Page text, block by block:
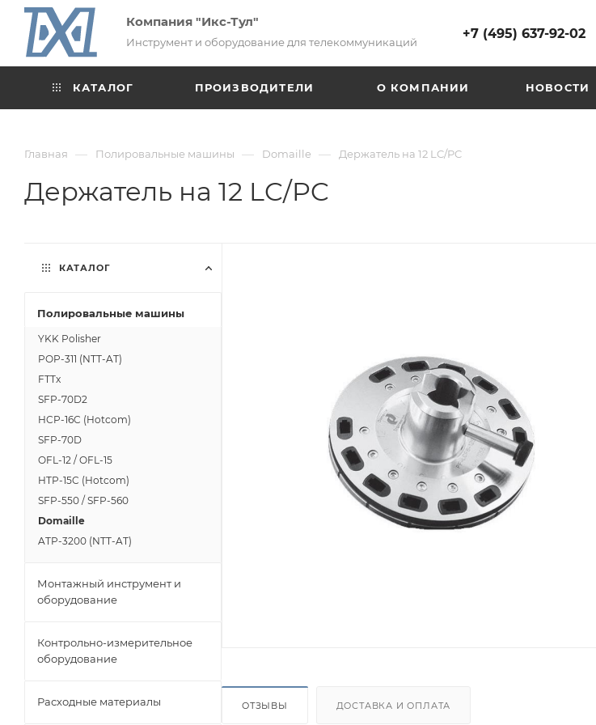
Компания "Икс-Тул"
Инструмент и оборудование для телекоммуникаций
+7 (495) 637-92-02
КАТАЛОГ ПРОИЗВОДИТЕЛИ О КОМПАНИИ НОВОСТИ
Главная — Полировальные машины — Domaille — Держатель на 12 LC/PC
Держатель на 12 LC/PC
ОТЗЫВЫ ДОСТАВКА И ОПЛАТА
КАТАЛОГ
Полировальные машины
YKK Polisher
POP-311 (NTT-AT)
FTTx
SFP-70D2
HCP-16C (Hotcom)
SFP-70D
OFL-12 / OFL-15
HTP-15C (Hotcom)
SFP-550 / SFP-560
Domaille
ATP-3200 (NTT-AT)
Монтажный инструмент и
оборудование
Контрольно-измерительное
оборудование
Расходные материалы